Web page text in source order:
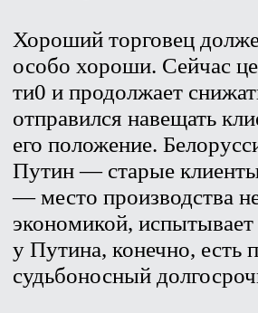
Хороший торговец
особо хороши. Сейчас
ти0 и продолжает
отправился навещать
его положение.
Путин — старые клиенты
— место производства
экономикой,
у Путина, конечно, есть
судьбоносный